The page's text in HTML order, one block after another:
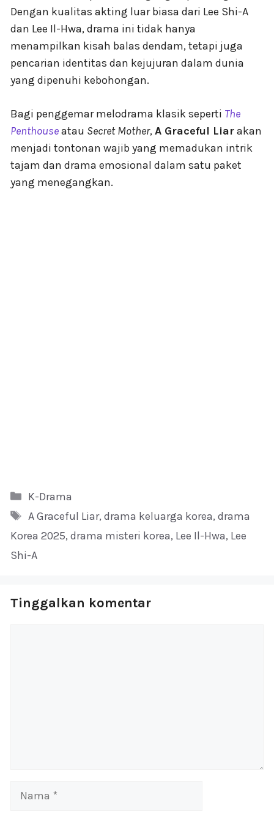
Dengan kualitas akting luar biasa dari Lee Shi-A
dan Lee Il-Hwa, drama ini tidak hanya
menampilkan kisah balas dendam, tetapi juga
pencarian identitas dan kejujuran dalam dunia
yang dipenuhi kebohongan.
Bagi penggemar melodrama klasik seperti The
Penthouseatau Secret Mother,A Graceful Liarakan
menjadi tontonan wajib yang memadukan intrik
tajam dan drama emosional dalam satu paket
yang menegangkan.
Kategori
K-Drama
Tag
A Graceful Liar, drama keluarga korea, drama
Korea 2025, drama misteri korea, Lee Il-Hwa, Lee
Shi-A
Tinggalkan komentar
Nama